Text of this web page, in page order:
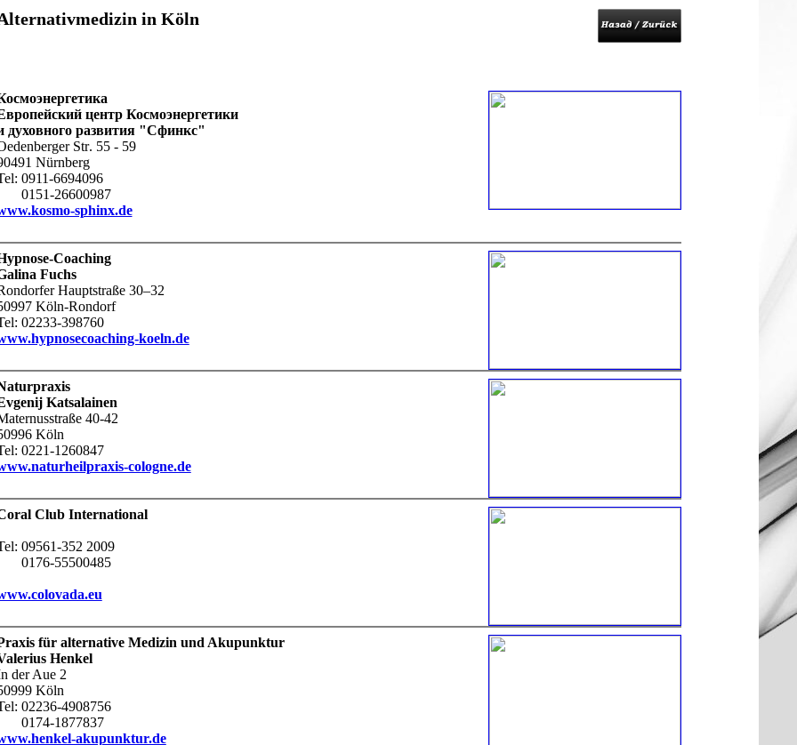
in Köln
центр Космоэнергетики
духовного развития "Сфинкс"
Str. 55 - 59
Nürnberg
0911-6694096
0151-26600987
sphinx.de
Coaching
Fuchs
Hauptstraße 30–32
Köln-Rondorf
02233-398760
koeln.de
Katsalainen
40-42
Köln
0221-1260847
cologne.de
Club International
09561-352 2009
0176-55500485
für alternative Medizin und Akupunktur
Henkel
der Aue 2
Köln
02236-4908756
0174-1877837
akupunktur.de